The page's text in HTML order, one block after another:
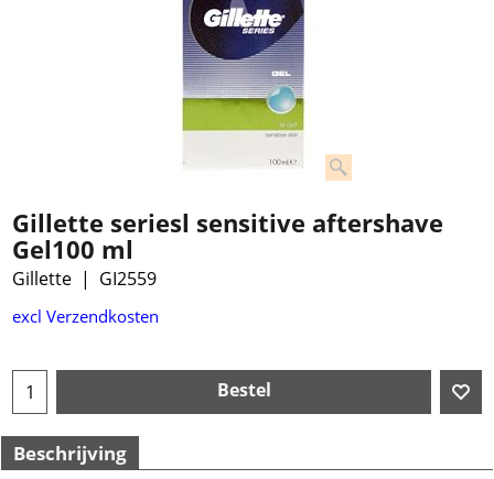
Gillette seriesl sensitive aftershave
Gel100 ml
Gillette GI2559
excl Verzendkosten
Bestel
Beschrijving